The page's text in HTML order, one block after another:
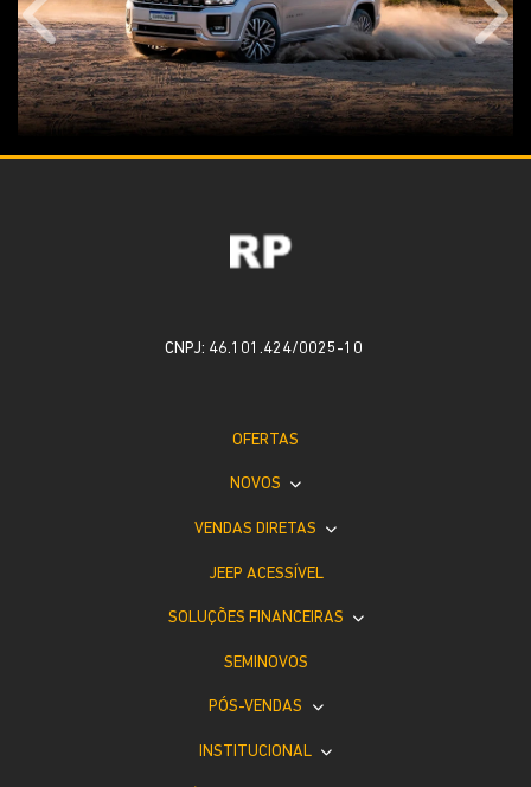
Anterior
CNPJ: 46.101.424/0025-10
OFERTAS
NOVOS
VENDAS DIRETAS
JEEP ACESSÍVEL
SOLUÇÕES FINANCEIRAS
SEMINOVOS
PÓS-VENDAS
INSTITUCIONAL